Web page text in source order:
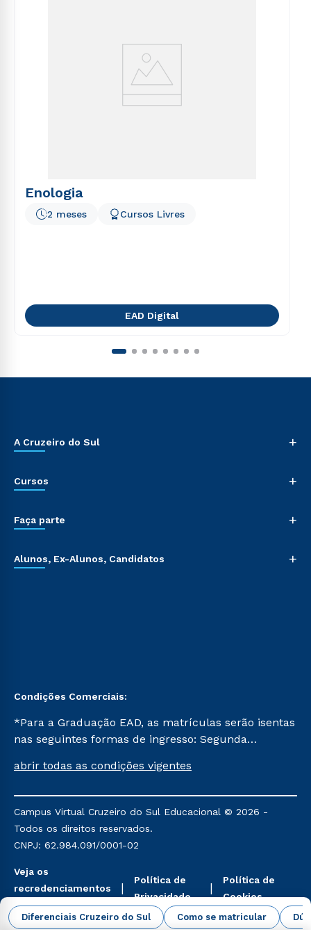
Diferenciais Cruzeiro do Sul Como se matricular
Enologia
2 meses Cursos Livres
EAD Digital
A Cruzeiro do Sul +
Cursos +
Faça parte +
Alunos, Ex-Alunos, Candidatos +
Condições Comerciais:
*Para a Graduação EAD, as matrículas serão isentas
nas seguintes formas de ingresso: Segunda
Já para as demais, a taxa de matrícula será de R$
mencionadas são referentes aos cursos: Ensino
Religioso, Geografia para a Docência e Metodologia
do Ensino de História: Questões Atuais.
abrir todas as condições vigentes
Campus Virtual Cruzeiro do Sul Educacional © 2026 -
Todos os direitos reservados.
CNPJ: 62.984.091/0001-02
Veja os
recredenciamentos
aqui
Política de
Privacidade
Política de
Cookies